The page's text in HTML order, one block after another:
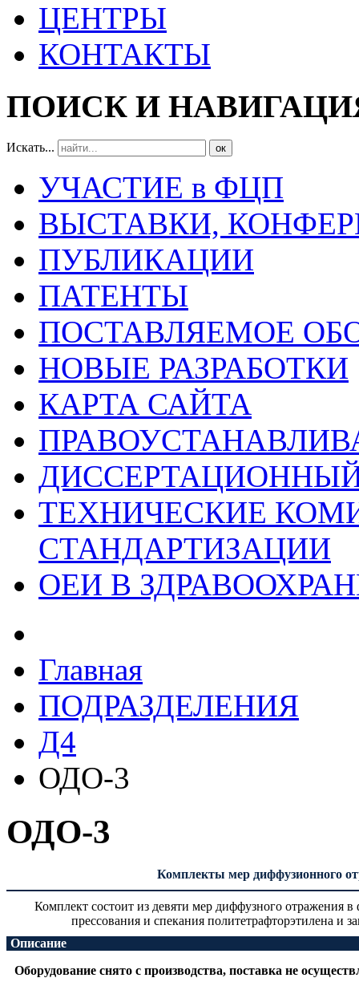
ЦЕНТРЫ
КОНТАКТЫ
ПОИСК И
Искать... ок
УЧАСТИЕ в ФЦП
ВЫСТАВКИ,
ПУБЛИКАЦИИ
ПАТЕНТЫ
ПОСТАВЛЯЕМОЕ
НОВЫЕ РАЗРАБОТКИ
КАРТА САЙТА
ТЕХНИЧЕСКИЕ
СТАНДАРТИЗАЦИИ
ОЕИ В
Главная
ПОДРАЗДЕЛЕНИЯ
Д4
ОДО-3
ОДО-3
Комплекты мер диффузионного
Комплект состоит из девяти мер диффузного отражения
прессования и спекания политетрафторэтилена и
Описание
Оборудование снято с производства, поставка не